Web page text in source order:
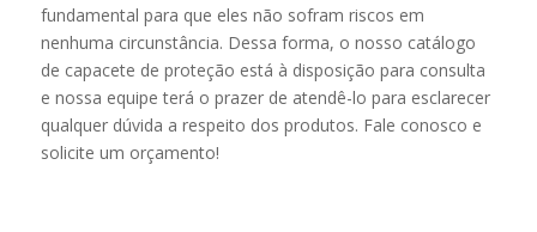
fundamental para que eles não sofram riscos em
nenhuma circunstância. Dessa forma, o nosso catálogo
de capacete de proteção está à disposição para consulta
e nossa equipe terá o prazer de atendê-lo para esclarecer
qualquer dúvida a respeito dos produtos. Fale conosco e
solicite um orçamento!